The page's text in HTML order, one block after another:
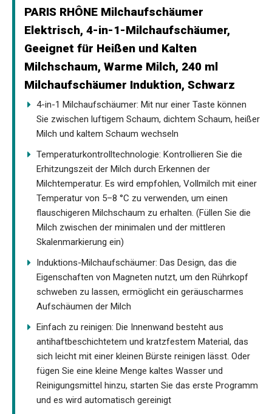
PARIS RHÔNE Milchaufschäumer
Elektrisch, 4-in-1-Milchaufschäumer,
Geeignet für Heißen und Kalten
Milchschaum, Warme Milch, 240 ml
Milchaufschäumer Induktion, Schwarz
4-in-1 Milchaufschäumer: Mit nur einer Taste können
Sie zwischen luftigem Schaum, dichtem Schaum, heißer
Milch und kaltem Schaum wechseln
Temperaturkontrolltechnologie: Kontrollieren Sie die
Erhitzungszeit der Milch durch Erkennen der
Milchtemperatur. Es wird empfohlen, Vollmilch mit einer
Temperatur von 5–8 °C zu verwenden, um einen
flauschigeren Milchschaum zu erhalten. (Füllen Sie die
Milch zwischen der minimalen und der mittleren
Skalenmarkierung ein)
Induktions-Milchaufschäumer: Das Design, das die
Eigenschaften von Magneten nutzt, um den Rührkopf
schweben zu lassen, ermöglicht ein geräuscharmes
Aufschäumen der Milch
Einfach zu reinigen: Die Innenwand besteht aus
antihaftbeschichtetem und kratzfestem Material, das
sich leicht mit einer kleinen Bürste reinigen lässt. Oder
fügen Sie eine kleine Menge kaltes Wasser und
Reinigungsmittel hinzu, starten Sie das erste Programm
und es wird automatisch gereinigt